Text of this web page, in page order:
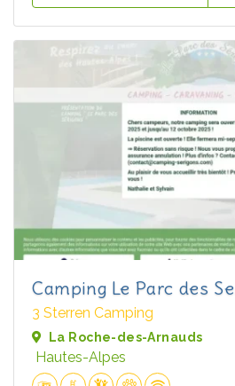
Camping Le Parc des
3 Sterren Camping
La Roche-des-Arnauds
Hautes-Alpes